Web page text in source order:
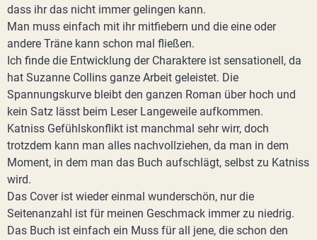
dass ihr das nicht immer gelingen kann.
Man muss einfach mit ihr mitfiebern und die eine oder
andere Träne kann schon mal fließen.
Ich finde die Entwicklung der Charaktere ist sensationell, da
hat Suzanne Collins ganze Arbeit geleistet. Die
Spannungskurve bleibt den ganzen Roman über hoch und
kein Satz lässt beim Leser Langeweile aufkommen.
Katniss Gefühlskonflikt ist manchmal sehr wirr, doch
trotzdem kann man alles nachvollziehen, da man in dem
Moment, in dem man das Buch aufschlägt, selbst zu Katniss
wird.
Das Cover ist wieder einmal wunderschön, nur die
Seitenanzahl ist für meinen Geschmack immer zu niedrig.
Das Buch ist einfach ein Muss für all jene, die schon den